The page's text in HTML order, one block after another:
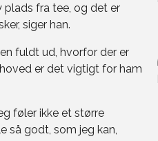
plads fra tee, og det er
siger han.
fuldt ud, hvorfor der er
er det vigtigt for ham
føler ikke et større
så godt, som jeg kan,